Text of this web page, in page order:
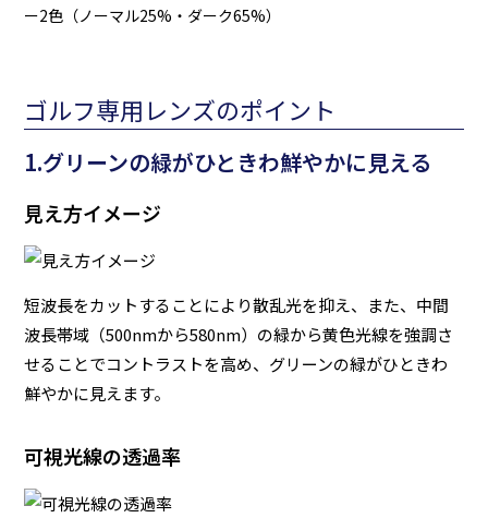
ー2色（ノーマル25%・ダーク65%）
ゴルフ専用レンズのポイント
1.グリーンの緑がひときわ鮮やかに見える
見え方イメージ
短波長をカットすることにより散乱光を抑え、また、中間
波長帯域（500nmから580nm）の緑から黄色光線を強調さ
せることでコントラストを高め、グリーンの緑がひときわ
鮮やかに見えます。
可視光線の透過率